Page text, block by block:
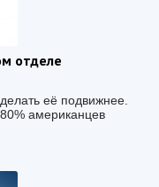
отделе
её подвижнее.
американцев